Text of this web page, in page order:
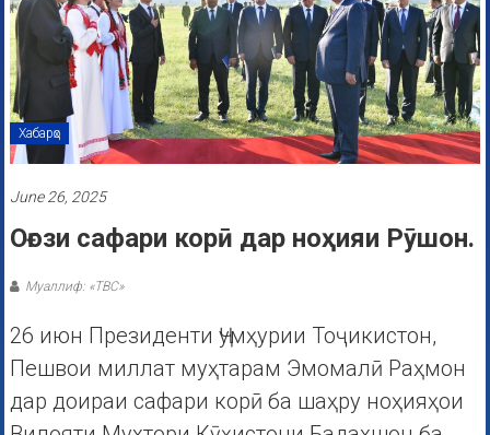
Хабарҳо
June 26, 2025
Оғози сафари корӣ дар ноҳияи Рӯшон.
Муаллиф: «ТВС»
26 июн Президенти Ҷумҳурии Тоҷикистон,
Пешвои миллат муҳтарам Эмомалӣ Раҳмон
дар доираи сафари корӣ ба шаҳру ноҳияҳои